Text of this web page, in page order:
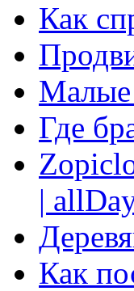
Как
Малые
Где
|
Как